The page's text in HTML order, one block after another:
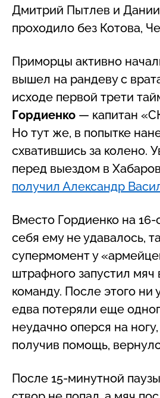
Дмитрий Пытлев и
проходило без Котова,
Приморцы активно
вышел на рандеву с
исходе первой трети
Гордиенко — капитан
Но тут же, в попытке
схватившись за колено.
перед выездом в
получил Александр
Вместо Гордиенко на
себя ему не удавалось,
супермомент у
штрафного запустил мяч
команду. После этого
едва потеряли еще
неудачно оперся на
получив помощь,
После 15-минутной